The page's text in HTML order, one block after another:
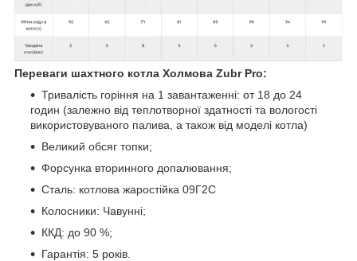
Переваги шахтного котла Холмова Zubr Pro:
Тривалість горіння на 1 завантаженні: от 18 до 24
годин (залежно від теплотворної здатності та вологості
використовуваного палива, а також від моделі котла)
Великий обсяг топки;
Форсунка вторинного допалювання;
Сталь: котлова жаростійка 09Г2С
Колосники: Чавунні;
ККД: до 90 %;
Гарантія: 5 років.